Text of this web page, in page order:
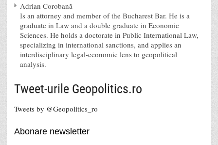
Adrian Corobană
Is an attorney and member of the Bucharest Bar. He is a
graduate in Law and a double graduate in Economic
Sciences. He holds a doctorate in Public International Law,
specializing in international sanctions, and applies an
interdisciplinary legal-economic lens to geopolitical
analysis.
Tweet-urile Geopolitics.ro
Tweets by @Geopolitics_ro
Abonare newsletter